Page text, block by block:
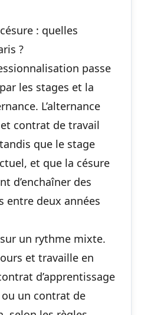
: quelles
?
passe
les stages et la
L’alternance
contrat de travail
que le stage
et que la césure
d’enchaîner des
entre deux années
sur un rythme mixte.
et travaille en
d’apprentissage
un contrat de